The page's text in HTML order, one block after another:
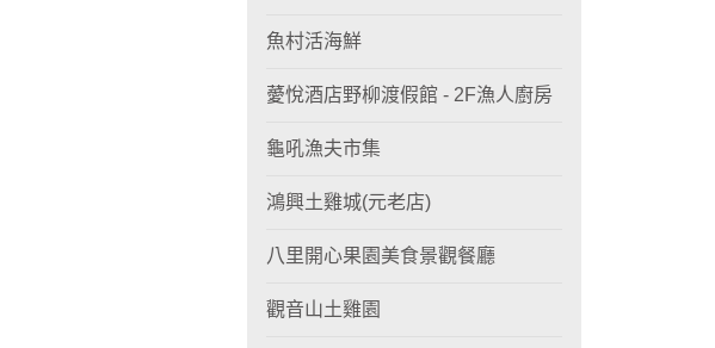
魚村活海鮮
薆悅酒店野柳渡假館 - 2F漁人廚房
龜吼漁夫市集
鴻興土雞城(元老店)
八里開心果園美食景觀餐廳
觀音山土雞園